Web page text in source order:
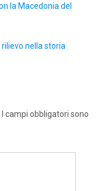
la Macedonia del
rilievo nella storia
I campi obbligatori sono